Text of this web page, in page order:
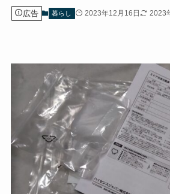
広告 暮らし 2023年12月16日 2023